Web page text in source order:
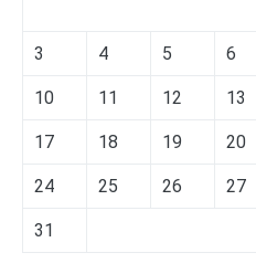
3 4 5 6
10 11 12 13
17 18 19 20
24 25 26 27
31